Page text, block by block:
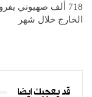
718 ألف صهيوني
الخارج خلال شهر
قد يعجبك ايضا